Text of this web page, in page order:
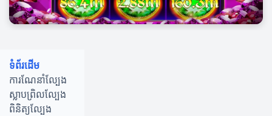
ទំព័រដើម
ការណែនាំល្បែង
ស្លាបព្រិលល្បែង
ពិនិត្យល្បែង